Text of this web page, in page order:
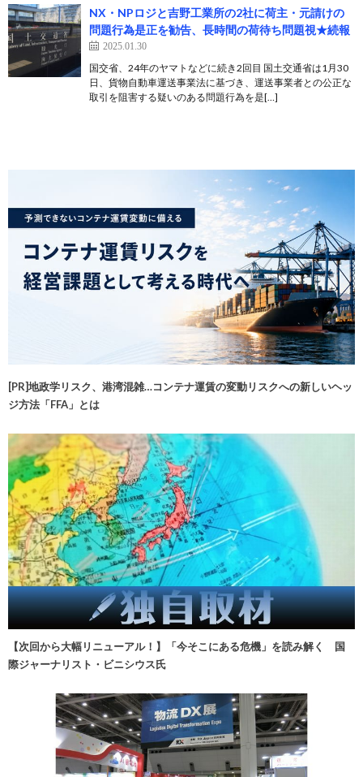
NX・NPロジと吉野工業所の2社に荷主・元請けの
問題行為是正を勧告、長時間の荷待ち問題視★続報
2025.01.30
国交省、24年のヤマトなどに続き2回目 国土交通省は1月30
日、貨物自動車運送事業法に基づき、運送事業者との公正な
取引を阻害する疑いのある問題行為を是[…]
[PR]地政学リスク、港湾混雑…コンテナ運賃の変動リスクへの新しいヘッ
ジ方法「FFA」とは
【次回から大幅リニューアル！】「今そこにある危機」を読み解く 国
際ジャーナリスト・ビニシウス氏